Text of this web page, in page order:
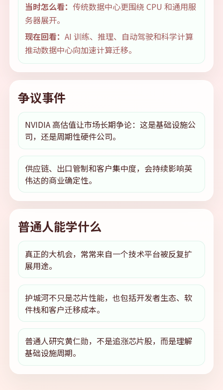
当时怎么看： 传统数据中心更围绕 CPU 和通用服
务器展开。
现在回看： AI 训练、推理、自动驾驶和科学计算
推动数据中心向加速计算迁移。
争议事件
NVIDIA 高估值让市场长期争论：这是基础设施公
司，还是周期性硬件公司。
供应链、出口管制和客户集中度，会持续影响英
伟达的商业确定性。
普通人能学什么
真正的大机会，常常来自一个技术平台被反复扩
展用途。
护城河不只是芯片性能，也包括开发者生态、软
件栈和客户迁移成本。
普通人研究黄仁勋，不是追涨芯片股，而是理解
基础设施周期。